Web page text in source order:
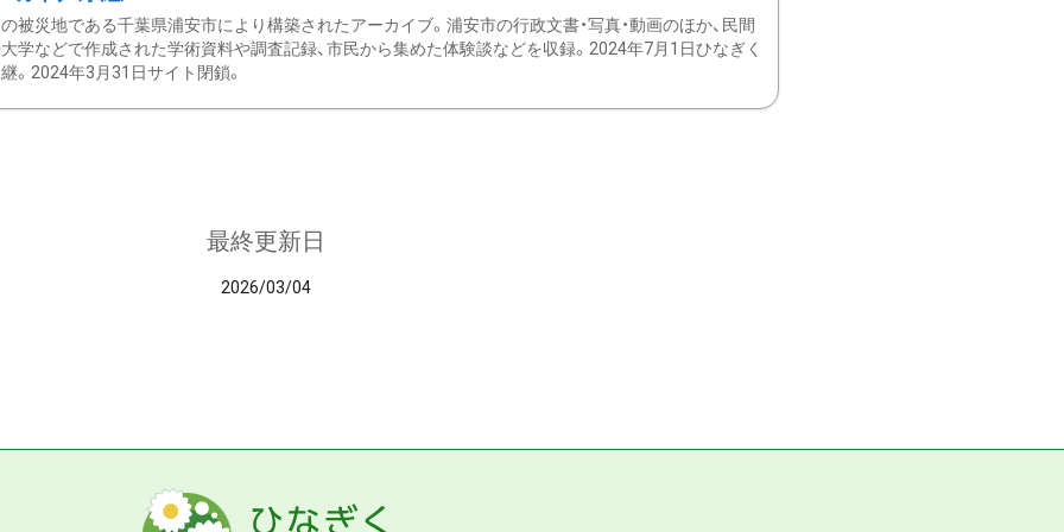
被災地である千葉県浦安市により構築されたアーカイブ。浦安市の行政文書・写真・動画のほか、民間
学などで作成された学術資料や調査記録、市民から集めた体験談などを収録。2024年7月1日ひなぎく
。2024年3月31日サイト閉鎖。
最終更新日
2026/03/04